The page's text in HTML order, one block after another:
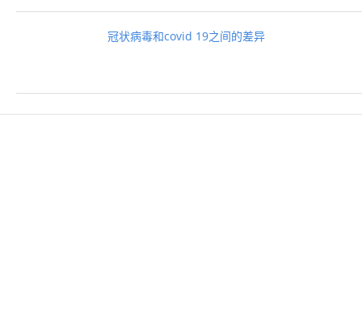
冠状病毒和covid 19之间的差异